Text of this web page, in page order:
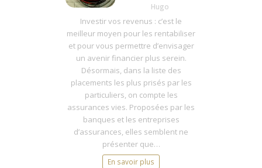
Hugo
Investir vos revenus : c’est le
meilleur moyen pour les rentabiliser
et pour vous permettre d’envisager
un avenir financier plus serein.
Désormais, dans la liste des
placements les plus prisés par les
particuliers, on compte les
assurances vies. Proposées par les
banques et les entreprises
d’assurances, elles semblent ne
présenter que…
En savoir plus